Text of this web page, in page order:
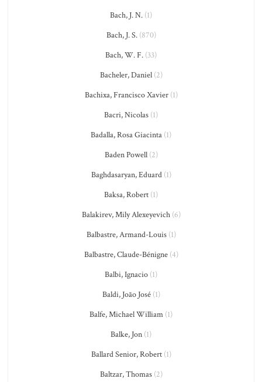
Bach, J. N. (1)
Bach, J. S.(870)
Bach, W. F. (33)
Bacheler, Daniel(2)
Bachixa, Francisco Xavier(1)
Bacri, Nicolas (1)
Badalla, Rosa Giacinta (1)
Baden Powell(2)
Baghdasaryan, Eduard(1)
Baksa, Robert (1)
Balakirev, Mily Alexeyevich(6)
Balbastre, Armand-Louis(1)
Balbastre, Claude-Bénigne(4)
Balbi, Ignacio (1)
Baldi, João José(1)
Balfe, Michael William (1)
Balke, Jon (1)
Ballard Senior, Robert(1)
Baltzar, Thomas(2)